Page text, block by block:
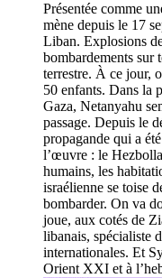
Présentée comme
mène depuis le 17
Liban. Explosions
bombardements sur
terrestre. À ce jour,
50 enfants. Dans la
Gaza, Netanyahu
passage. Depuis le
propagande qui a
l’œuvre : le
humains, les
israélienne se toise
bombarder. On va
joue, aux cotés de
libanais, spécialiste
internationales. Et
Orient XXI et à